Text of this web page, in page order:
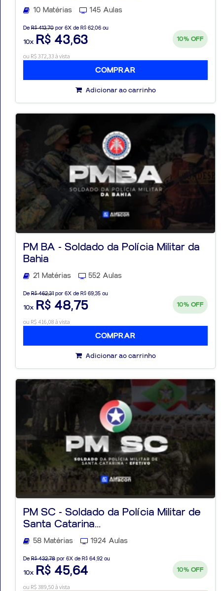
10 Matérias 145 Aulas
De R$ 413,70 por 6X de R$ 62,06 ou
10x R$ 43,63 10% OFF
ou R$ 372,33 à vista
COMPRAR
Adicionar ao carrinho
PM BA - Soldado da Polícia Militar da
Bahia
21 Matérias 552 Aulas
De R$ 462,31 por 6X de R$ 69,35 ou
10x R$ 48,75 10% OFF
ou R$ 416,08 à vista
COMPRAR
Adicionar ao carrinho
PM SC - Soldado da Polícia Militar de
Santa Catarina...
58 Matérias 1924 Aulas
De R$ 432,78 por 6X de R$ 64,92 ou
10x R$ 45,64 10% OFF
ou R$ 389,50 à vista